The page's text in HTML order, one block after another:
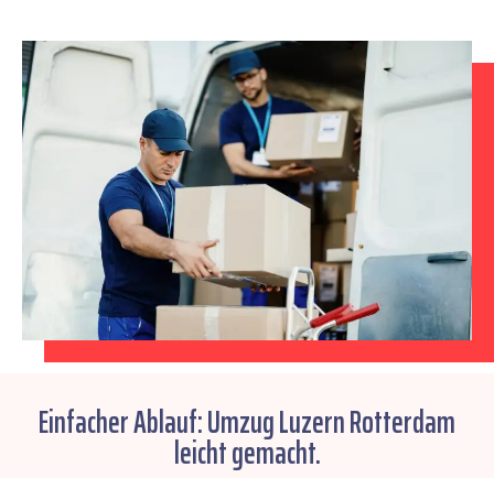
Einfacher Ablauf: Umzug Luzern Rotterdam
leicht gemacht.